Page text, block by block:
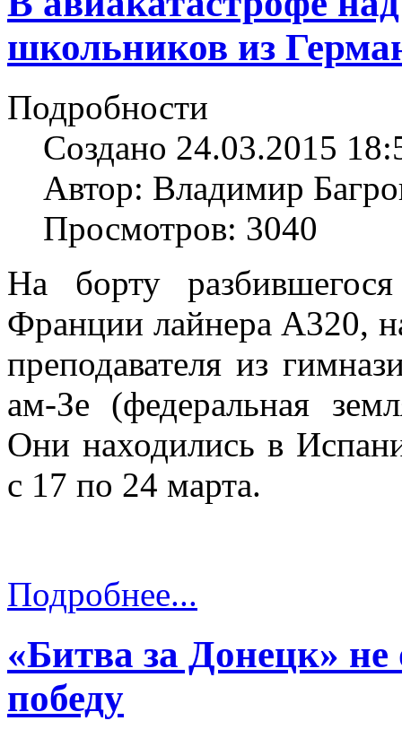
школьников из
Подробности
Создано 24.03.2015
Автор: Владимир
Просмотров: 3040
На борту
Франции лайнера A320,
преподавателя из
ам-Зе (федеральная
Они находились в
с 17 по 24 марта.
Подробнее...
«Битва за Донецк»
победу